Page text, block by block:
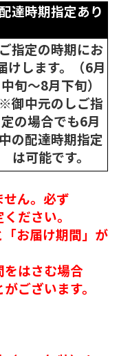
達時期指定あり
ご指定の時期にお
けします。（6月
中旬～8月下旬）
※御中元のしご指
定の場合でも6月
中の配達時期指定
は可能です。
ん。必ず
ださい。
お届け期間」が
はさむ場合
ございます。